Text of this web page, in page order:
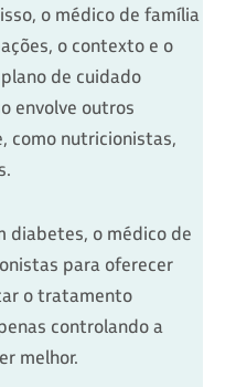
o médico de família
o contexto e o
de cuidado
envolve outros
como nutricionistas,
diabetes, o médico de
para oferecer
o tratamento
controlando a
melhor.